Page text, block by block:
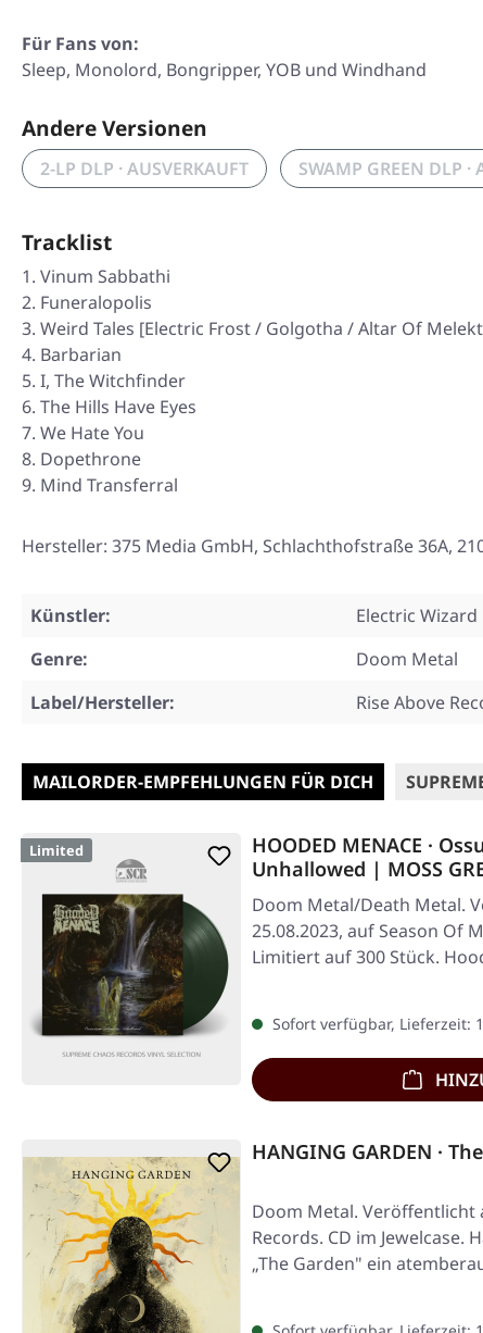
Für Fans von:
Sleep, Monolord, Bongripper, YOB und Windhand
Andere Versionen
2-LP DLP · AUSVERKAUFT SWAMP GREEN DLP ·
Tracklist
Vinum Sabbathi
Funeralopolis
Weird Tales [Electric Frost / Golgotha / Altar Of
Barbarian
I, The Witchfinder
The Hills Have Eyes
We Hate You
Dopethrone
Mind Transferral
Hersteller: 375 Media GmbH, Schlachthofstraße 36A,
Künstler:
Electric Wizard
Genre:
Doom Metal
Label/Hersteller:
Rise Above
MAILORDER-EMPFEHLUNGEN FÜR DICH
Limited
HOODED MENACE ·
Unhallowed | MOSS
Doom Metal/Death Metal.
25.08.2023, auf Season Of
Limitiert auf 300 Stück.
Sofort verfügbar, Lieferzeit:
HANGING GARDEN ·
Doom Metal. Veröffentlicht
Records. CD im
„The Garden" ein